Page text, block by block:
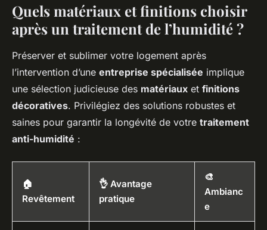
Quels matériaux et finitions choisir
après un traitement de l’humidité ?
Préserver et sublimer votre logement après
l’intervention d’une entreprise spécialisée implique
une sélection judicieuse des matériaux et finitions
décoratives. Privilégiez des solutions robustes et
saines pour garantir la longévité de votre traitement
anti-humidité :
🏠
Revêtement
👌 Avantage
pratique
🎨
Ambianc
e